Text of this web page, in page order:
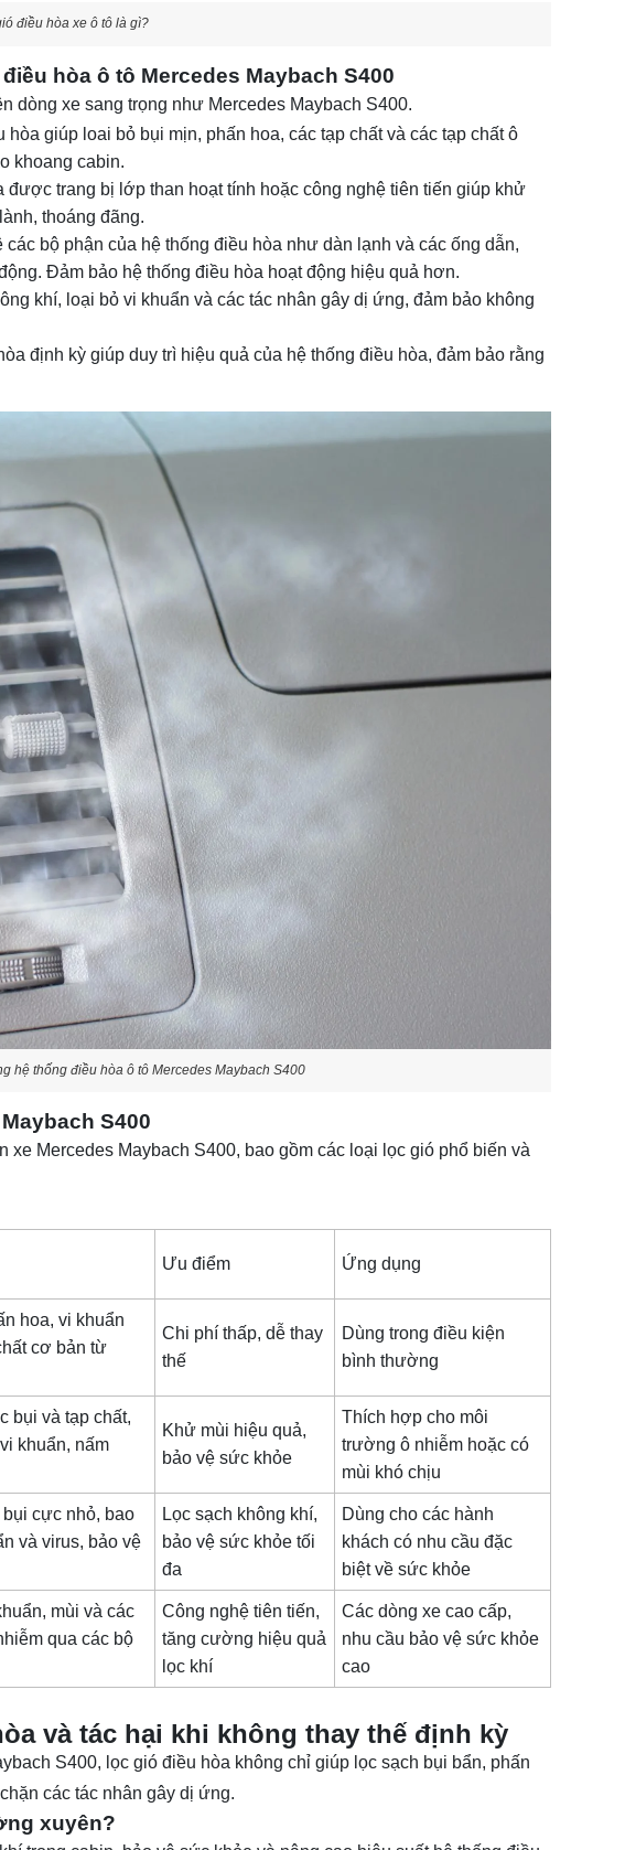
điều hòa xe ô tô là gì?
hòa ô tô Mercedes Maybach S400
dòng xe sang trọng như Mercedes Maybach S400.
giúp loai bỏ bụi mịn, phấn hoa, các tạp chất và các tạp chất ô
khoang cabin.
trang bị lớp than hoạt tính hoặc công nghệ tiên tiến giúp khử
thoáng đãng.
bộ phận của hệ thống điều hòa như dàn lạnh và các ống dẫn,
Đảm bảo hệ thống điều hòa hoạt động hiệu quả hơn.
khí, loại bỏ vi khuẩn và các tác nhân gây dị ứng, đảm bảo không
định kỳ giúp duy trì hiệu quả của hệ thống điều hòa, đảm bảo rằng
hệ thống điều hòa ô tô Mercedes Maybach S400
S400
Mercedes Maybach S400, bao gồm các loại lọc gió phổ biến và
Ưu điểm Ứng dụng
hoa, vi khuẩn
cơ bản từ
Chi phí thấp, dễ thay
thế
Dùng trong điều kiện
bình thường
bụi và tạp chất,
khuẩn, nấm
Khử mùi hiệu quả,
bảo vệ sức khỏe
Thích hợp cho môi
trường ô nhiễm hoặc có
mùi khó chịu
bụi cực nhỏ, bao
và virus, bảo vệ
Lọc sạch không khí,
bảo vệ sức khỏe tối
đa
Dùng cho các hành
khách có nhu cầu đặc
biệt về sức khỏe
mùi và các
qua các bộ
Công nghệ tiên tiến,
tăng cường hiệu quả
lọc khí
Các dòng xe cao cấp,
nhu cầu bảo vệ sức khỏe
cao
và tác hại khi không thay thế định kỳ
S400, lọc gió điều hòa không chỉ giúp lọc sạch bụi bẩn, phấn
các tác nhân gây dị ứng.
xuyên?